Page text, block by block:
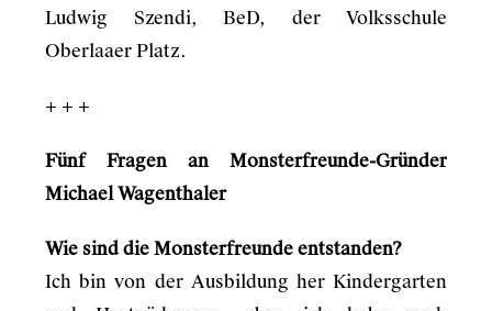
Ludwig Szendi, BeD, der Volksschule
Oberlaaer Platz.
+ + +
Fünf Fragen an Monsterfreunde-Gründer
Michael Wagenthaler
Wie sind die Monsterfreunde entstanden?
Ich bin von der Ausbildung her Kindergarten